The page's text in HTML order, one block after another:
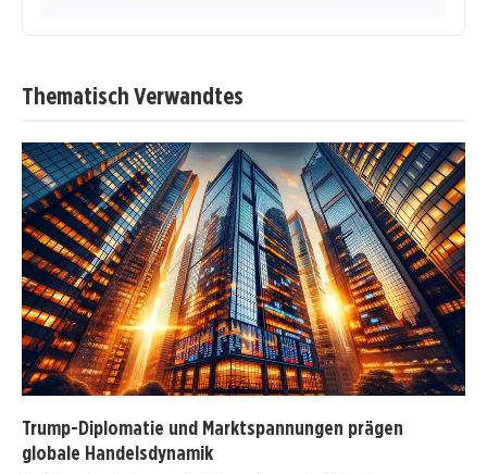
Thematisch Verwandtes
Trump-Diplomatie und Marktspannungen prägen
globale Handelsdynamik